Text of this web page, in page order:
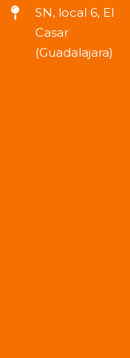
SN, local 6, El
Casar
(Guadalajara)